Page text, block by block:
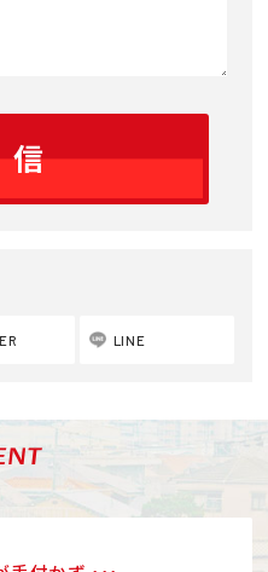
LINE